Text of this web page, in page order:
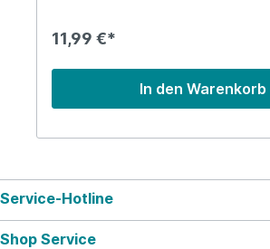
dass am Ende die meisten Paare
11,99 €*
In den Warenkorb
Service-Hotline
Shop Service